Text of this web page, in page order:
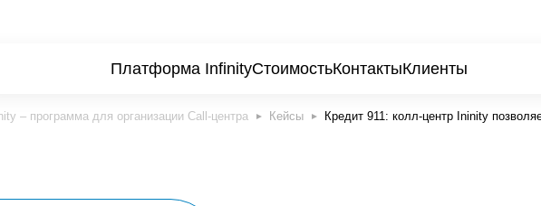
Платформа InfinityСтоимостьКонтактыКлиенты
Кейсы Кредит 911: колл-центр Ininity